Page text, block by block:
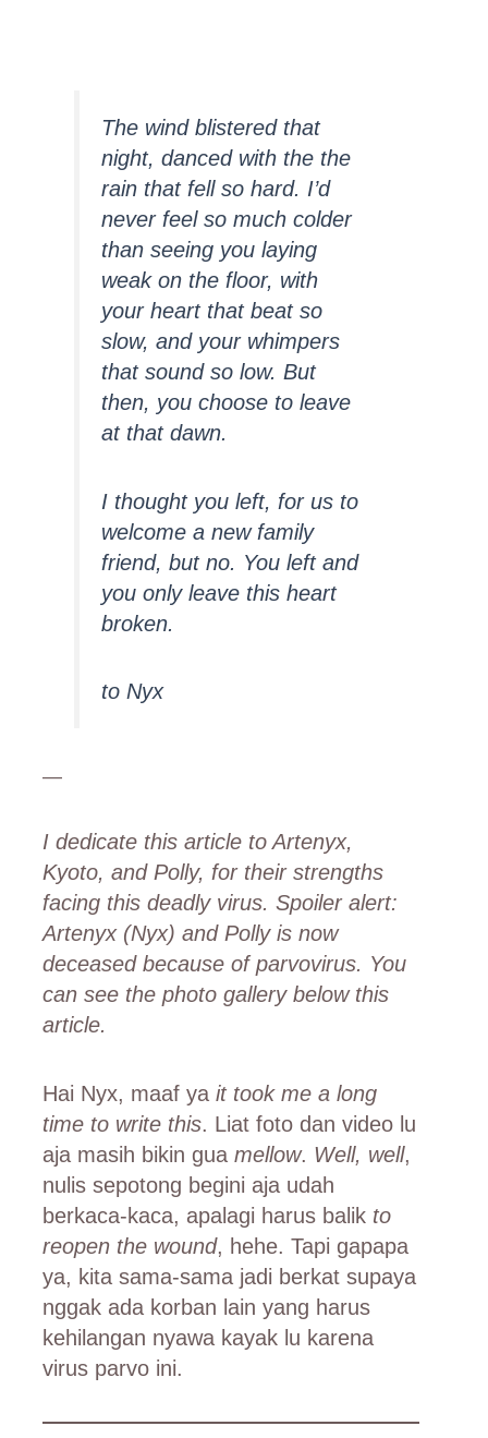
The wind blistered that
night, danced with the the
rain that fell so hard. I’d
never feel so much colder
than seeing you laying
weak on the floor, with
your heart that beat so
slow, and your whimpers
that sound so low. But
then, you choose to leave
at that dawn.
I thought you left, for us to
welcome a new family
friend, but no. You left and
you only leave this heart
broken.
to Nyx
—
I dedicate this article to Artenyx,
Kyoto, and Polly, for their strengths
facing this deadly virus. Spoiler alert:
Artenyx (Nyx) and Polly is now
deceased because of parvovirus. You
can see the photo gallery below this
article.
Hai Nyx, maaf ya it took me a long
time to write this. Liat foto dan video lu
aja masih bikin gua mellow. Well, well,
nulis sepotong begini aja udah
berkaca-kaca, apalagi harus balik to
reopen the wound, hehe. Tapi gapapa
ya, kita sama-sama jadi berkat supaya
nggak ada korban lain yang harus
kehilangan nyawa kayak lu karena
virus parvo ini.